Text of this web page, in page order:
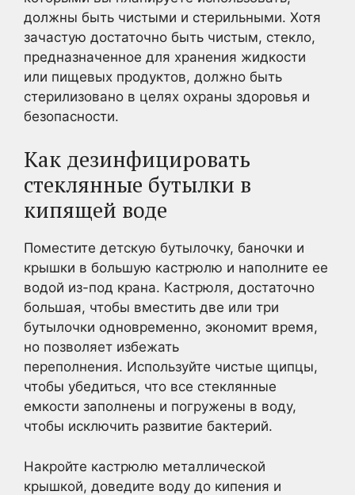
должны быть чистыми и стерильными. Хотя
зачастую достаточно быть чистым, стекло,
предназначенное для хранения жидкости
или пищевых продуктов, должно быть
стерилизовано в целях охраны здоровья и
безопасности.
Как дезинфицировать
стеклянные бутылки в
кипящей воде
Поместите детскую бутылочку, баночки и
крышки в большую кастрюлю и наполните ее
водой из-под крана. Кастрюля, достаточно
большая, чтобы вместить две или три
бутылочки одновременно, экономит время,
но позволяет избежать
переполнения. Используйте чистые щипцы,
чтобы убедиться, что все стеклянные
емкости заполнены и погружены в воду,
чтобы исключить развитие бактерий.
Накройте кастрюлю металлической
крышкой, доведите воду до кипения и